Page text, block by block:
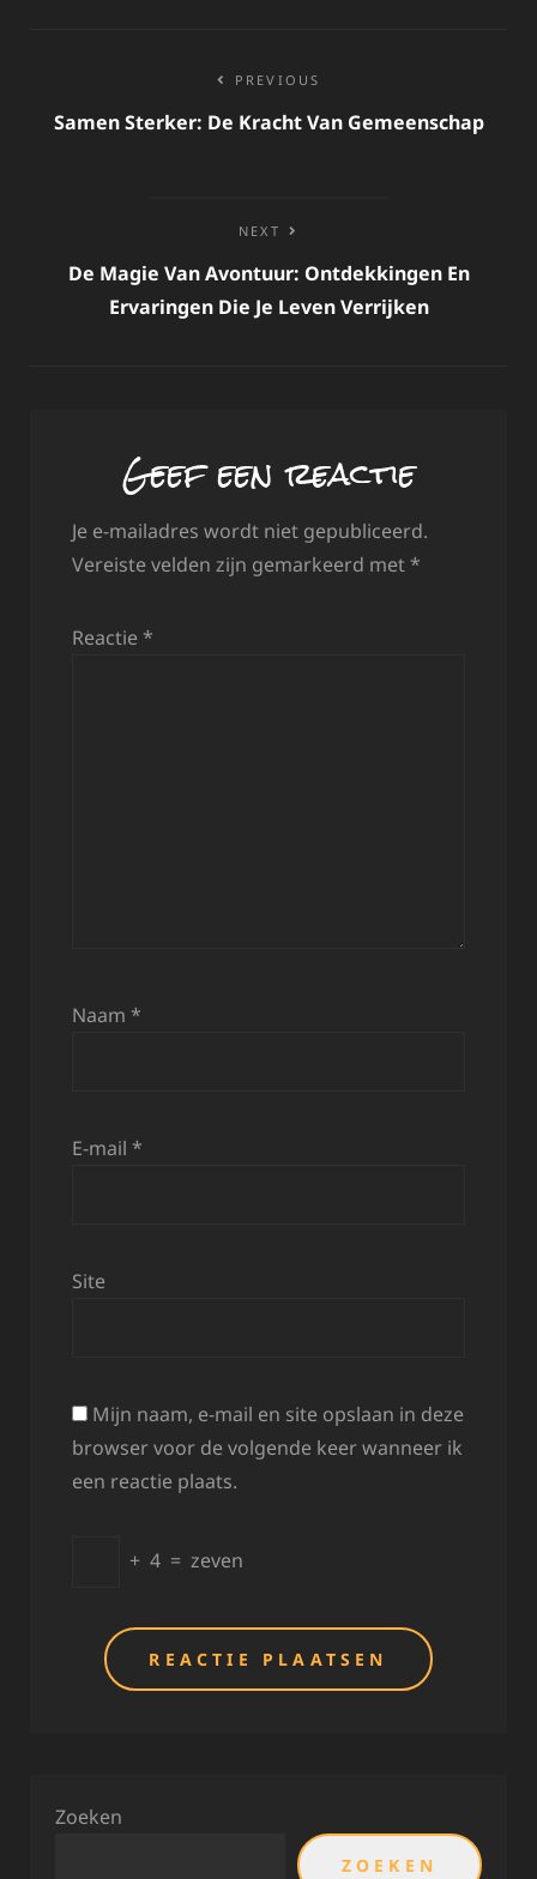
navigatie
PREVIOUS
Samen Sterker: De Kracht Van Gemeenschap
NEXT
De Magie Van Avontuur: Ontdekkingen En
Ervaringen Die Je Leven Verrijken
Geef een reactie
Je e-mailadres wordt niet gepubliceerd.
Vereiste velden zijn gemarkeerd met *
Reactie *
Naam *
E-mail *
Site
Mijn naam, e-mail en site opslaan in deze
browser voor de volgende keer wanneer ik
een reactie plaats.
+ 4 = zeven
Zoeken
ZOEKEN